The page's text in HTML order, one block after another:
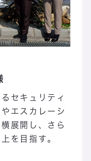
セキュリティ
エスカレーシ
展開し、さら
を目指す。